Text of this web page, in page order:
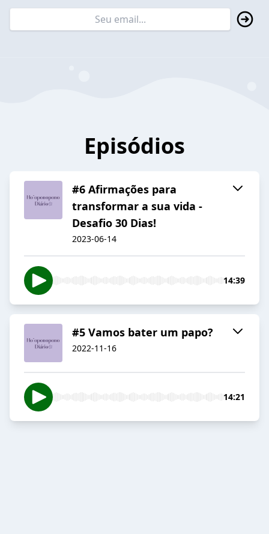
Episódios
#6 Afirmações para
transformar a sua vida -
Desafio 30 Dias!
2023-06-14
14:39
#5 Vamos bater um papo?
2022-11-16
14:21